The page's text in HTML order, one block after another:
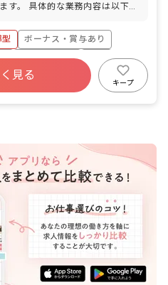
す。 具体的な業務内容は以下の
ポート ・行事の準備 ・保護者
園児年齢層：0～5歳
ボーナス・賞与あり
社会保険完備
職金制度
残業少なめ
見る
キープ